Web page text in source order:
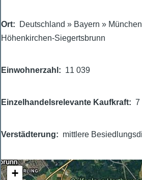
Ort Deutschland » Bayern »
Höhenkirchen-Siegertsbrunn
Einwohnerzahl 11 039
Einzelhandelsrelevante Kaufkraft 7
Verstädterung mittlere
+